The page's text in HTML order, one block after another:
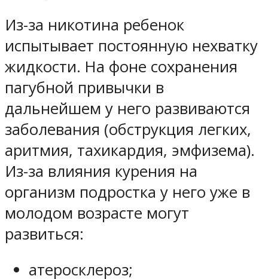
Из-за никотина ребенок
испытывает постоянную нехватку
жидкости. На фоне сохранения
пагубной привычки в
дальнейшем у него развиваются
заболевания (обструкция легких,
аритмия, тахикардия, эмфизема).
Из-за влияния курения на
организм подростка у него уже в
молодом возрасте могут
развиться:
атеросклероз;